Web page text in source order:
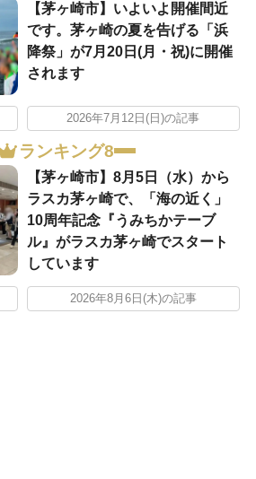
【茅ヶ崎市】いよいよ開催間近
です。茅ヶ崎の夏を告げる「浜
降祭」が7月20日(月・祝)に開催
されます
2026年7月12日(日)の記事
ランキング8
【茅ヶ崎市】8月5日（水）から
ラスカ茅ヶ崎で、「海の近く」
10周年記念『うみちかテーブ
ル』がラスカ茅ヶ崎でスタート
しています
2026年8月6日(木)の記事